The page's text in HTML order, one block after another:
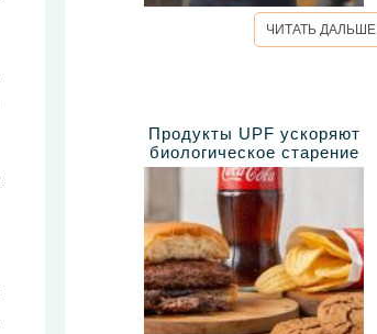
ЧИТАТЬ ДАЛЬШЕ
Продукты UPF ускоряют
биологическое старение